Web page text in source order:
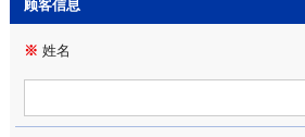
顾客信息
※ 姓名